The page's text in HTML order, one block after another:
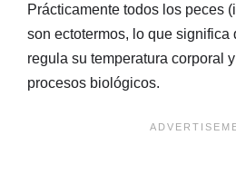
Prácticamente todos los peces
son ectotermos, lo que significa
regula su temperatura corporal
procesos biológicos.